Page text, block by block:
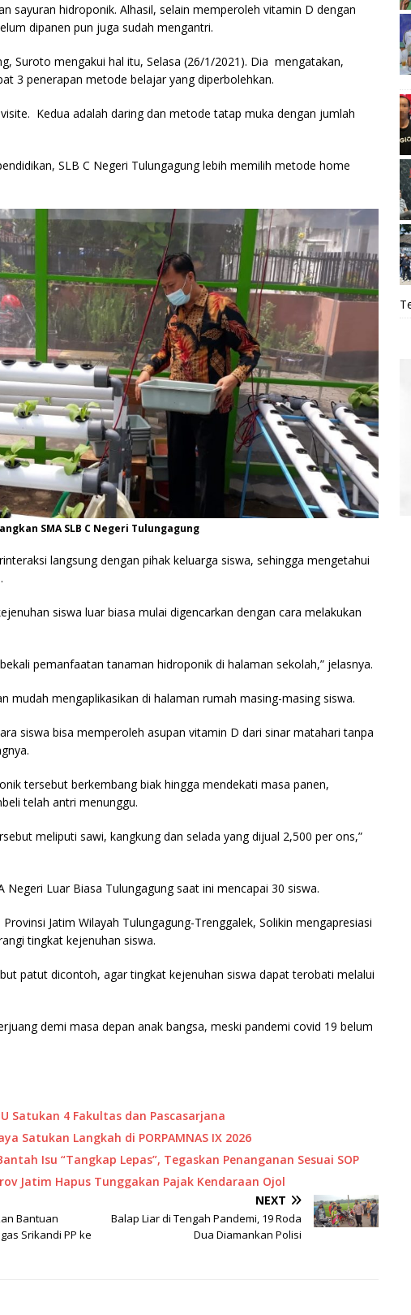
sayuran hidroponik. Alhasil, selain memperoleh vitamin D dengan
dipanen pun juga sudah mengantri.
Suroto mengakui hal itu, Selasa (26/1/2021). Dia mengatakan,
3 penerapan metode belajar yang diperbolehkan.
Kedua adalah daring dan metode tatap muka dengan jumlah
SLB C Negeri Tulungagung lebih memilih metode home
SMA SLB C Negeri Tulungagung
langsung dengan pihak keluarga siswa, sehingga mengetahui
siswa luar biasa mulai digencarkan dengan cara melakukan
pemanfaatan tanaman hidroponik di halaman sekolah,” jelasnya.
mudah mengaplikasikan di halaman rumah masing-masing siswa.
siswa bisa memperoleh asupan vitamin D dari sinar matahari tanpa
tersebut berkembang biak hingga mendekati masa panen,
telah antri menunggu.
meliputi sawi, kangkung dan selada yang dijual 2,500 per ons,”
Negeri Luar Biasa Tulungagung saat ini mencapai 30 siswa.
Jatim Wilayah Tulungagung-Trenggalek, Solikin mengapresiasi
tingkat kejenuhan siswa.
patut dicontoh, agar tingkat kejenuhan siswa dapat terobati melalui
demi masa depan anak bangsa, meski pandemi covid 19 belum
Satukan 4 Fakultas dan Pascasarjana
Satukan Langkah di PORPAMNAS IX 2026
Isu “Tangkap Lepas”, Tegaskan Penanganan Sesuai SOP
Jatim Hapus Tunggakan Pajak Kendaraan Ojol
Bantuan
Srikandi PP ke
NEXT
Balap Liar di Tengah Pandemi, 19 Roda
Dua Diamankan Polisi